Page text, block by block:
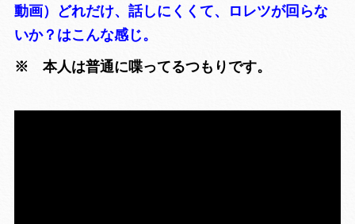
動画）どれだけ、話しにくくて、ロレツが回らな
いか？はこんな感じ。
※ 本人は普通に喋ってるつもりです。